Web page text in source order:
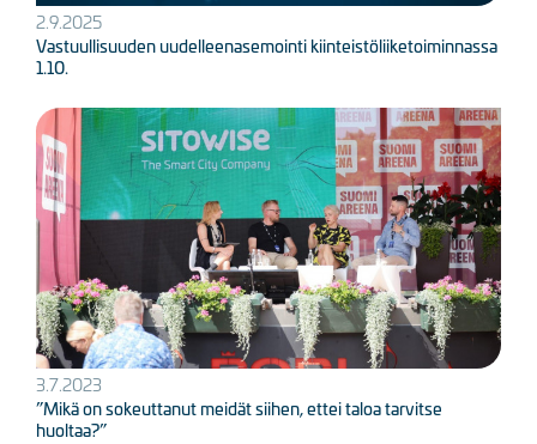
2.9.2025
Vastuullisuuden uudelleenasemointi kiinteistöliiketoiminnassa
1.10.
Kuva
3.7.2023
”Mikä on sokeuttanut meidät siihen, ettei taloa tarvitse
huoltaa?”